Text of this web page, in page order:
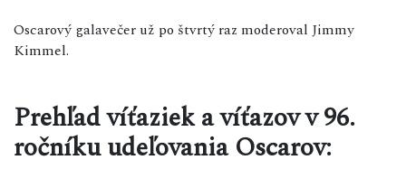
Oscarový galavečer už po štvrtý raz moderoval Jimmy
Kimmel.
Prehľad víťaziek a víťazov v 96.
ročníku udeľovania Oscarov: